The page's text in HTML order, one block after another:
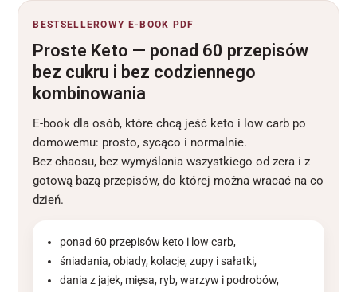
klientów
BESTSELLEROWY E-BOOK PDF
Proste Keto — ponad 60 przepisów
bez cukru i bez codziennego
kombinowania
E-book dla osób, które chcą jeść keto i low carb po
domowemu: prosto, sycąco i normalnie.
Bez chaosu, bez wymyślania wszystkiego od zera i z
gotową bazą przepisów, do której można wracać na co
dzień.
ponad 60 przepisów keto i low carb,
śniadania, obiady, kolacje, zupy i sałatki,
dania z jajek, mięsa, ryb, warzyw i podrobów,